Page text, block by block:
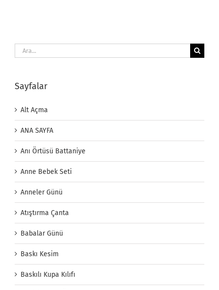
Ara:
Sayfalar
Alt Açma
ANA SAYFA
Anı Örtüsü Battaniye
Anne Bebek Seti
Anneler Günü
Atıştırma Çanta
Babalar Günü
Baskı Kesim
Baskılı Kupa Kılıfı